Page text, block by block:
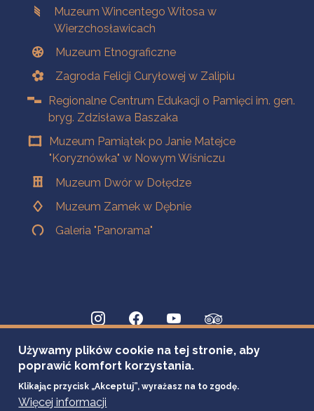
Muzeum Wincentego Witosa w
Wierzchosławicach
Muzeum Etnograficzne
Zagroda Felicji Curyłowej w Zalipiu
Regionalne Centrum Edukacji o Pamięci im. gen.
bryg. Zdzisława Baszaka
Muzeum Pamiątek po Janie Matejce
"Koryznówka" w Nowym Wiśniczu
Muzeum Dwór w Dołędze
Muzeum Zamek w Dębnie
Galeria "Panorama"
Używamy plików cookie na tej stronie, aby
poprawić komfort korzystania.
Klikając przycisk „Akceptuj”, wyrażasz na to zgodę.
Więcej informacji